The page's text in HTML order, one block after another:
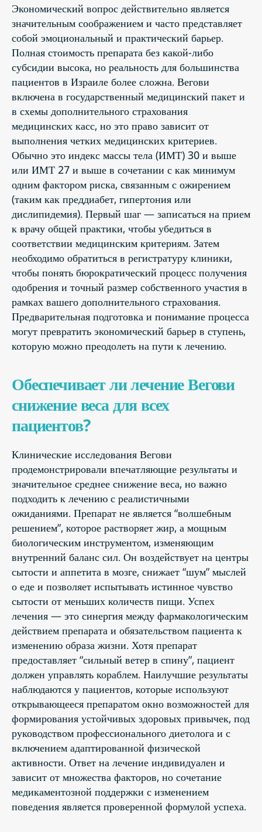
Экономический вопрос действительно является
значительным соображением и часто представляет
собой эмоциональный и практический барьер.
Полная стоимость препарата без какой-либо
субсидии высока, но реальность для большинства
пациентов в Израиле более сложна. Вегови
включена в государственный медицинский пакет и
в схемы дополнительного страхования
медицинских касс, но это право зависит от
выполнения четких медицинских критериев.
Обычно это индекс массы тела (ИМТ) 30 и выше
или ИМТ 27 и выше в сочетании с как минимум
одним фактором риска, связанным с ожирением
(таким как преддиабет, гипертония или
дислипидемия). Первый шаг — записаться на прием
к врачу общей практики, чтобы убедиться в
соответствии медицинским критериям. Затем
необходимо обратиться в регистратуру клиники,
чтобы понять бюрократический процесс получения
одобрения и точный размер собственного участия в
рамках вашего дополнительного страхования.
Предварительная подготовка и понимание процесса
могут превратить экономический барьер в ступень,
которую можно преодолеть на пути к лечению.
Обеспечивает ли лечение Вегови
снижение веса для всех
пациентов?
Клинические исследования Вегови
продемонстрировали впечатляющие результаты и
значительное среднее снижение веса, но важно
подходить к лечению с реалистичными
ожиданиями. Препарат не является “волшебным
решением”, которое растворяет жир, а мощным
биологическим инструментом, изменяющим
внутренний баланс сил. Он воздействует на центры
сытости и аппетита в мозге, снижает “шум” мыслей
о еде и позволяет испытывать истинное чувство
сытости от меньших количеств пищи. Успех
лечения — это синергия между фармакологическим
действием препарата и обязательством пациента к
изменению образа жизни. Хотя препарат
предоставляет “сильный ветер в спину”, пациент
должен управлять кораблем. Наилучшие результаты
наблюдаются у пациентов, которые используют
открывающееся препаратом окно возможностей для
формирования устойчивых здоровых привычек, под
руководством профессионального диетолога и с
включением адаптированной физической
активности. Ответ на лечение индивидуален и
зависит от множества факторов, но сочетание
медикаментозной поддержки с изменением
поведения является проверенной формулой успеха.